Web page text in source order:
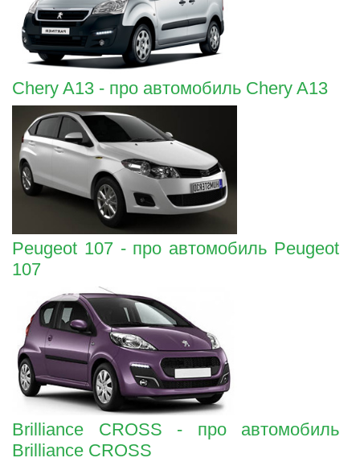
Chery A13 - про автомобиль Chery A13
Peugeot 107 - про автомобиль Peugeot
107
Brilliance CROSS - про автомобиль
Brilliance CROSS